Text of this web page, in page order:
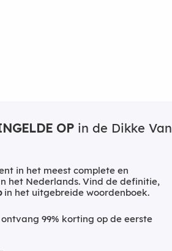
OP in de Dikke Van
in het meest complete en
het Nederlands. Vind de definitie,
in het uitgebreide woordenboek.
99% korting op de eerste